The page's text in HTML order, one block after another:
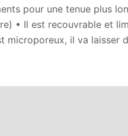
pour une tenue plus
• Il est recouvrable et
microporeux, il va laisser